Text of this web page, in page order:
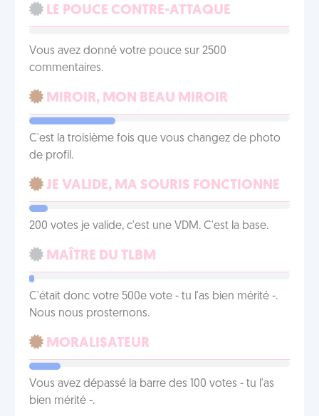
LE POUCE CONTRE-ATTAQUE
Vous avez donné votre pouce sur 2500
commentaires.
MIROIR, MON BEAU MIROIR
C'est la troisième fois que vous changez de photo
de profil.
JE VALIDE, MA SOURIS FONCTIONNE
200 votes je valide, c'est une VDM. C'est la base.
MAÎTRE DU TLBM
C'était donc votre 500e vote - tu l'as bien mérité -.
Nous nous prosternons.
MORALISATEUR
Vous avez dépassé la barre des 100 votes - tu l'as
bien mérité -.